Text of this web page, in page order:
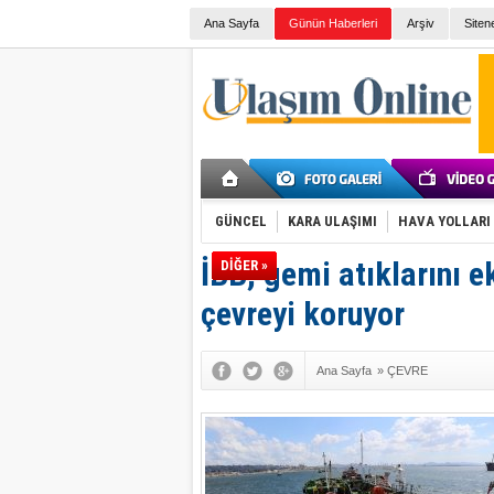
Ana Sayfa Günün Haberleri Arşiv
GÜNCEL KARA ULAŞIMI HAVA YOLLARI
DİĞER »
İBB, gemi atıklarını
çevreyi koruyor
Ana Sayfa » ÇEVRE